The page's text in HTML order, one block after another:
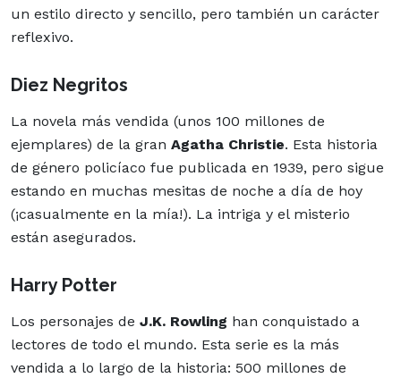
un estilo directo y sencillo, pero también un carácter
reflexivo.
Diez Negritos
La novela más vendida (unos 100 millones de
ejemplares) de la gran Agatha Christie. Esta historia
de género policíaco fue publicada en 1939, pero sigue
estando en muchas mesitas de noche a día de hoy
(¡casualmente en la mía!). La intriga y el misterio
están asegurados.
Harry Potter
Los personajes de J.K. Rowling han conquistado a
lectores de todo el mundo. Esta serie es la más
vendida a lo largo de la historia: 500 millones de